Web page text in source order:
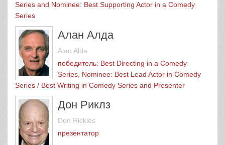
Series and Nominee: Best Supporting Actor in a Comedy
Series
Алан Алда
Alan Alda
победитель: Best Directing in a Comedy
Series, Nominee: Best Lead Actor in Comedy
Series / Best Writing in Comedy Series and Presenter
Дон Риклз
Don Rickles
презентатор